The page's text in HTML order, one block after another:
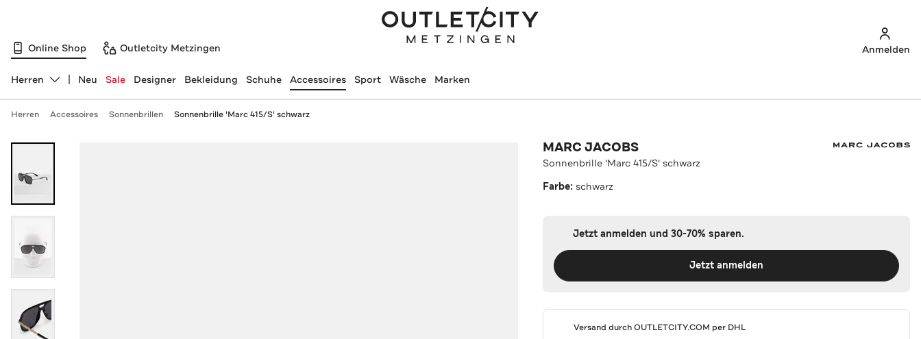
Online Shop Outletcity Metzingen Anmelden
Abteilung ändern, ausgewählt:
Herren Neu Sale Designer Bekleidung Schuhe Accessoires Sport Wäsche Marken
Herren Accessoires Sonnenbrillen Sonnenbrille 'Marc 415/S' schwarz
MARC JACOBS
Sonnenbrille 'Marc 415/S' schwarz
Farbe: schwarz
Jetzt anmelden und 30-70% sparen.
Jetzt anmelden
Versand durchOUTLETCITY.COM per DHL